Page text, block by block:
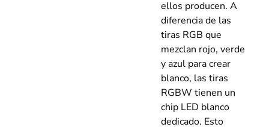
ellos producen. A
diferencia de las
tiras RGB que
mezclan rojo, verde
y azul para crear
blanco, las tiras
RGBW tienen un
chip LED blanco
dedicado. Esto